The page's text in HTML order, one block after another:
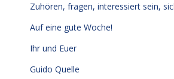
Zuhören, fragen, interessiert sein,
Auf eine gute Woche!
Ihr und Euer
Guido Quelle